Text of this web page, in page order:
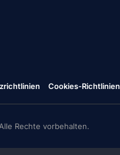
Cookies-Richtlinien
Rechte vorbehalten.